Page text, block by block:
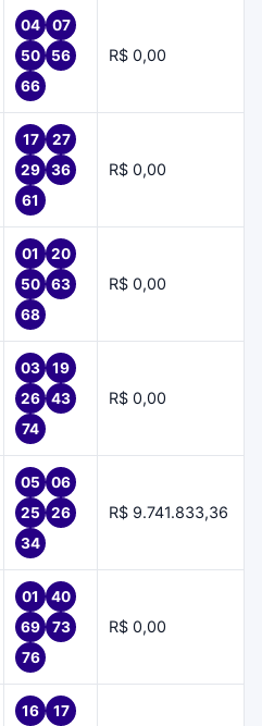
04
07
50
56
66
R$ 0,00
17
27
29
36
61
R$ 0,00
01
20
50
63
68
R$ 0,00
03
19
26
43
74
R$ 0,00
05
06
25
26
34
R$ 9.741.833,36
01
40
69
73
76
R$ 0,00
16
17